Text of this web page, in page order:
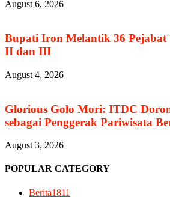
August 6, 2026
Bupati Iron Melantik 36
II dan III
August 4, 2026
Glorious Golo Mori: ITDC
sebagai Penggerak Pariwisata
August 3, 2026
POPULAR CATEGORY
Berita1811